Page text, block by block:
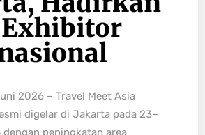
Exhibitor
2026 – Travel Meet Asia
digelar di Jakarta pada 23–
peningkatan area